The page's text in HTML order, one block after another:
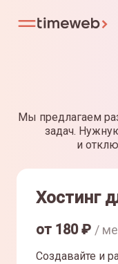
Мы предлагаем
задач.
и
Хостинг
от 180₽ /
Создавайте и